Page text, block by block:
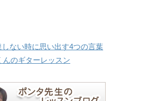
ない時に思い出す4つの言葉
んのギターレッスン